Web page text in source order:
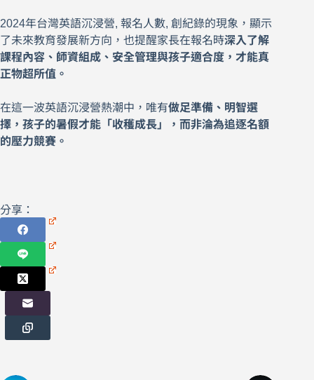
2024年台灣英語沉浸營, 報名人數, 創紀錄的現象，顯示
了未來教育發展新方向，也提醒家長在報名時深入了解
課程內容、師資組成、安全管理與孩子適合度，才能真
正物超所值。
在這一波英語沉浸營熱潮中，唯有做足準備、明智選
擇，孩子的暑假才能「收穫成長」，而非淪為追逐名額
的壓力競賽。
分享：